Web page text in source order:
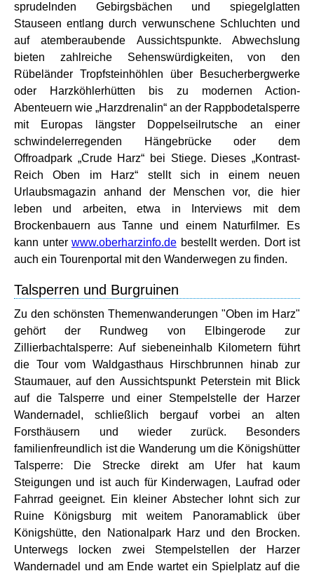
sprudelnden Gebirgsbächen und spiegelglatten
Stauseen entlang durch verwunschene Schluchten und
auf atemberaubende Aussichtspunkte. Abwechslung
bieten zahlreiche Sehenswürdigkeiten, von den
Rübeländer Tropfsteinhöhlen über Besucherbergwerke
oder Harzköhlerhütten bis zu modernen Action-
Abenteuern wie „Harzdrenalin“ an der Rappbodetalsperre
mit Europas längster Doppelseilrutsche an einer
schwindelerregenden Hängebrücke oder dem
Offroadpark „Crude Harz“ bei Stiege. Dieses „Kontrast-
Reich Oben im Harz“ stellt sich in einem neuen
Urlaubsmagazin anhand der Menschen vor, die hier
leben und arbeiten, etwa in Interviews mit dem
Brockenbauern aus Tanne und einem Naturfilmer. Es
kann unter www.oberharzinfo.de bestellt werden. Dort ist
auch ein Tourenportal mit den Wanderwegen zu finden.
Talsperren und Burgruinen
Zu den schönsten Themenwanderungen "Oben im Harz"
gehört der Rundweg von Elbingerode zur
Zillierbachtalsperre: Auf siebeneinhalb Kilometern führt
die Tour vom Waldgasthaus Hirschbrunnen hinab zur
Staumauer, auf den Aussichtspunkt Peterstein mit Blick
auf die Talsperre und einer Stempelstelle der Harzer
Wandernadel, schließlich bergauf vorbei an alten
Forsthäusern und wieder zurück. Besonders
familienfreundlich ist die Wanderung um die Königshütter
Talsperre: Die Strecke direkt am Ufer hat kaum
Steigungen und ist auch für Kinderwagen, Laufrad oder
Fahrrad geeignet. Ein kleiner Abstecher lohnt sich zur
Ruine Königsburg mit weitem Panoramablick über
Königshütte, den Nationalpark Harz und den Brocken.
Unterwegs locken zwei Stempelstellen der Harzer
Wandernadel und am Ende wartet ein Spielplatz auf die